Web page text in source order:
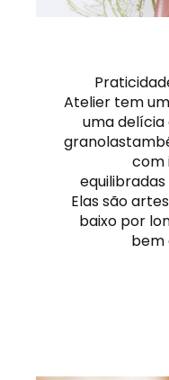
Atelier tem
uma delícia
com
Elas são
baixo por
bem